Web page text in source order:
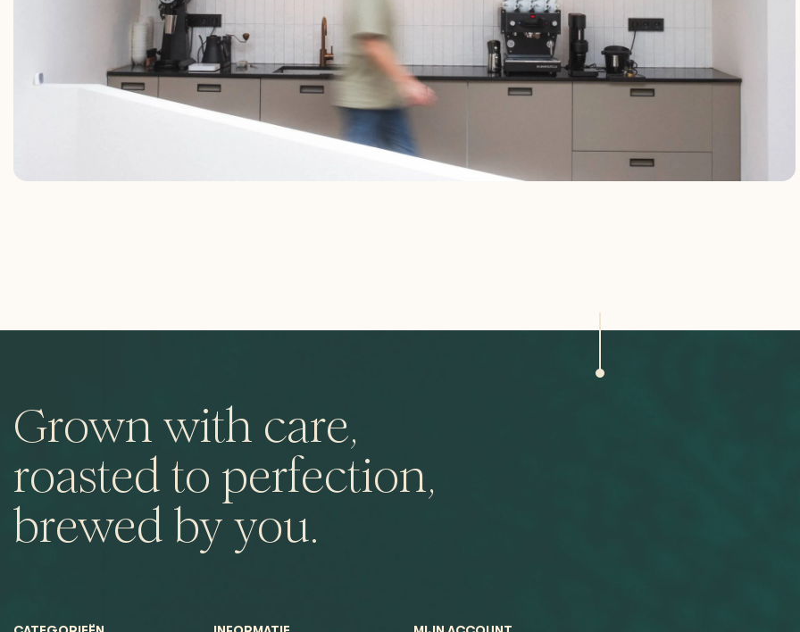
Grown with care,
roasted to perfection,
brewed by you.